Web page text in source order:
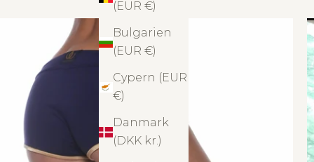
(EUR €)
Bulgarien
(EUR €)
Cypern (EUR
€)
Danmark
(DKK kr.)